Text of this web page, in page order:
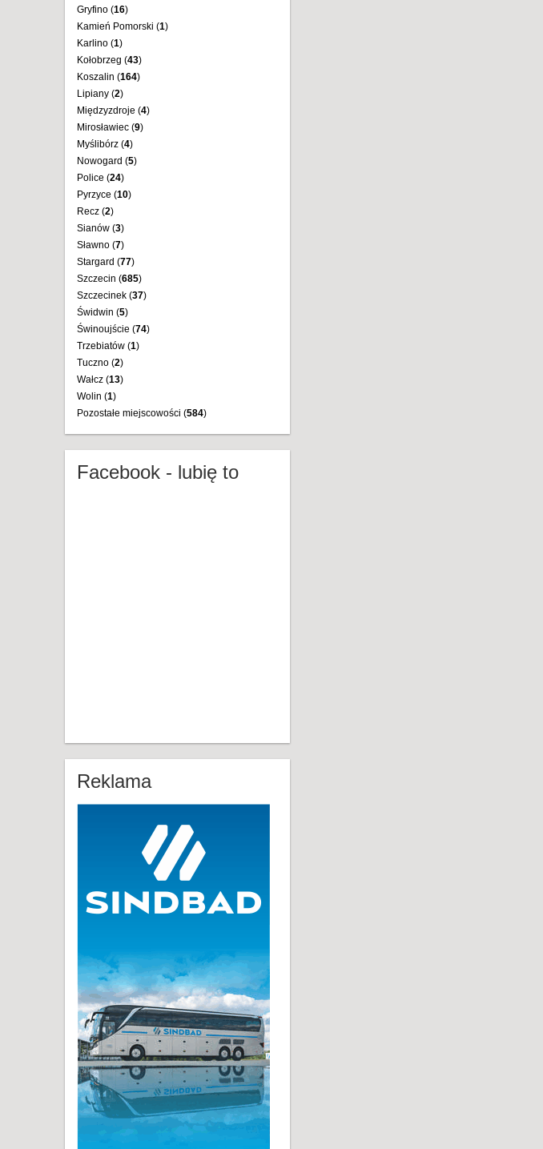
Gryfino (16)
Kamień Pomorski (1)
Karlino (1)
Kołobrzeg (43)
Koszalin (164)
Lipiany (2)
Międzyzdroje (4)
Mirosławiec (9)
Myślibórz (4)
Nowogard (5)
Police (24)
Pyrzyce (10)
Recz (2)
Sianów (3)
Sławno (7)
Stargard (77)
Szczecin (685)
Szczecinek (37)
Świdwin (5)
Świnoujście (74)
Trzebiatów (1)
Tuczno (2)
Wałcz (13)
Wolin (1)
Pozostałe miejscowości (584)
Facebook - lubię to
Reklama